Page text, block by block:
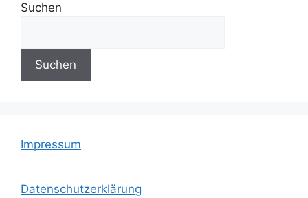
Suchen
Suchen
Impressum
Datenschutzerklärung